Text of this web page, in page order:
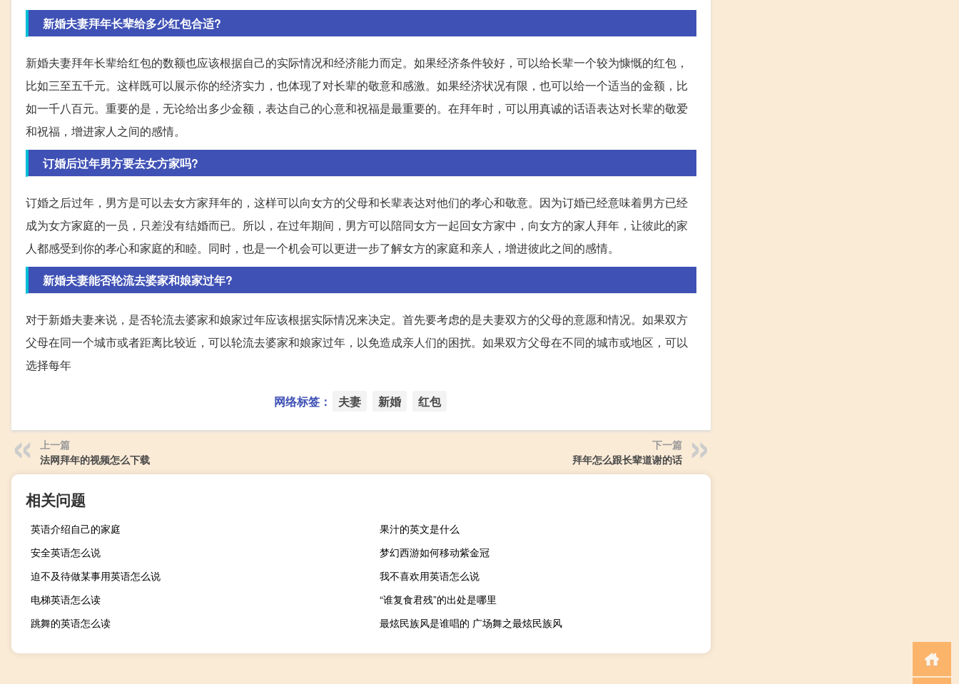
新婚夫妻拜年长辈给多少红包合适?
新婚夫妻拜年长辈给红包的数额也应该根据自己的实际情况和经济能力而定。如果经济条件较好，可以给长辈一个较为慷慨的红包，
比如三至五千元。这样既可以展示你的经济实力，也体现了对长辈的敬意和感激。如果经济状况有限，也可以给一个适当的金额，比
如一千八百元。重要的是，无论给出多少金额，表达自己的心意和祝福是最重要的。在拜年时，可以用真诚的话语表达对长辈的敬爱
和祝福，增进家人之间的感情。
订婚后过年男方要去女方家吗?
订婚之后过年，男方是可以去女方家拜年的，这样可以向女方的父母和长辈表达对他们的孝心和敬意。因为订婚已经意味着男方已经
成为女方家庭的一员，只差没有结婚而已。所以，在过年期间，男方可以陪同女方一起回女方家中，向女方的家人拜年，让彼此的家
人都感受到你的孝心和家庭的和睦。同时，也是一个机会可以更进一步了解女方的家庭和亲人，增进彼此之间的感情。
新婚夫妻能否轮流去婆家和娘家过年?
对于新婚夫妻来说，是否轮流去婆家和娘家过年应该根据实际情况来决定。首先要考虑的是夫妻双方的父母的意愿和情况。如果双方
父母在同一个城市或者距离比较近，可以轮流去婆家和娘家过年，以免造成亲人们的困扰。如果双方父母在不同的城市或地区，可以
选择每年
网络标签： 夫妻 新婚 红包
上一篇
法网拜年的视频怎么下载
下一篇
拜年怎么跟长辈道谢的话
相关问题
英语介绍自己的家庭
果汁的英文是什么
安全英语怎么说
梦幻西游如何移动紫金冠
迫不及待做某事用英语怎么说
我不喜欢用英语怎么说
电梯英语怎么读
“谁复食君残”的出处是哪里
跳舞的英语怎么读
最炫民族风是谁唱的 广场舞之最炫民族风